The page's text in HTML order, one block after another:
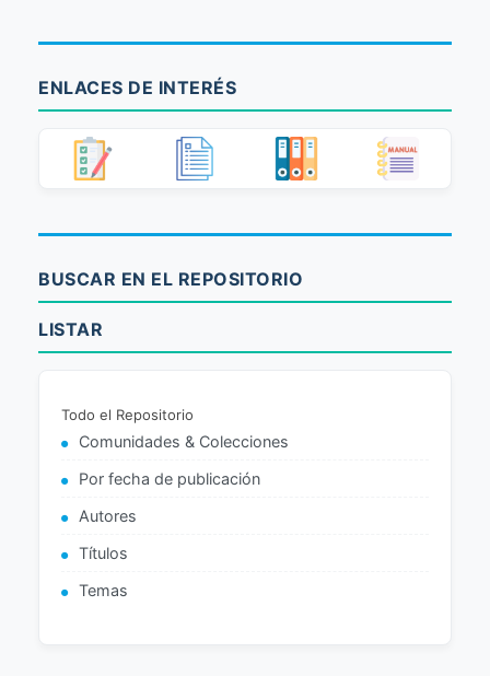
ENLACES DE INTERÉS
BUSCAR EN EL REPOSITORIO
LISTAR
Todo el Repositorio
Comunidades & Colecciones
Por fecha de publicación
Autores
Títulos
Temas